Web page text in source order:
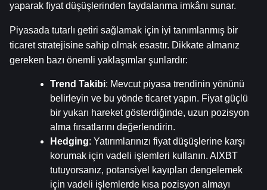
yaparak fiyat düşüşlerinden faydalanma imkânı sunar.
Piyasada tutarlı getiri sağlamak için iyi tanımlanmış bir
ticaret stratejisine sahip olmak esastır. Dikkate almanız
gereken bazı önemli yaklaşımlar şunlardır:
Trend Takibi: Mevcut piyasa trendinin yönünü
belirleyin ve bu yönde ticaret yapın. Fiyat güçlü
bir yukarı hareket gösterdiğinde, uzun pozisyon
alma fırsatlarını değerlendirin.
Hedging: Yatırımlarınızı fiyat düşüşlerine karşı
korumak için vadeli işlemleri kullanın. AIXBT
tutuyorsanız, potansiyel kayıpları dengelemek
için vadeli işlemlerde kısa pozisyon almayı